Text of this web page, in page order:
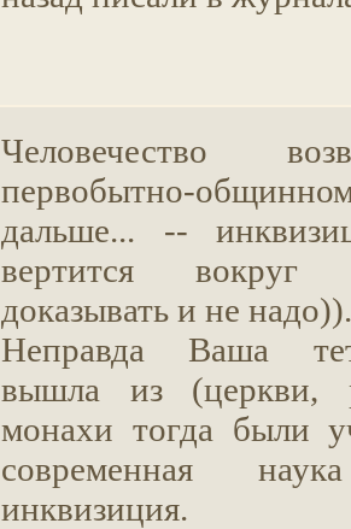
Человечество
первобытно-
дальше... --
вертится
доказывать и не надо)).
Неправда Ваша
вышла из (церкви,
монахи тогда были
современная
инквизиция.